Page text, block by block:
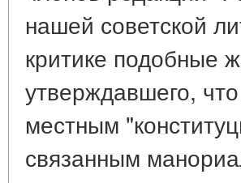
нашей советской
критике подобные
утверждавшего,
местным
связанным